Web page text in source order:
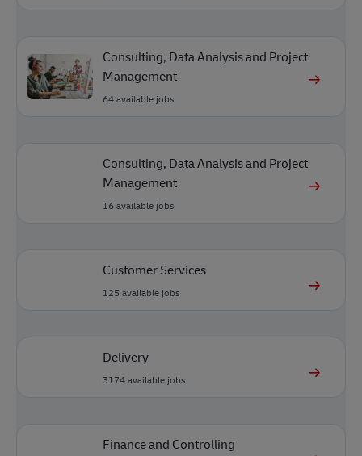
Consulting, Data Analysis and Project
Management
64available jobs
Consulting, Data Analysis and Project
Management
16available jobs
Customer Services
125 available jobs
Delivery
3174available jobs
Finance and Controlling